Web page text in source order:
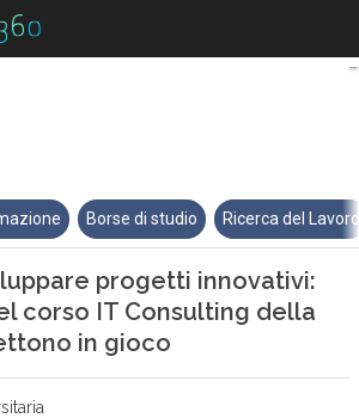
5 sfide per sviluppare progetti
Borse di studio Ricerca del
progetti innovativi:
corso IT Consulting della
in gioco